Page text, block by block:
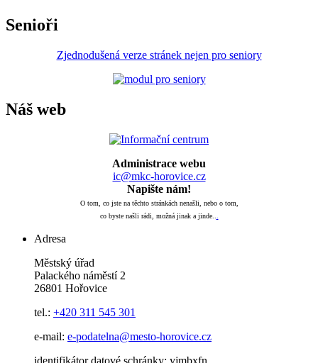
Senioři
Zjednodušená verze stránek nejen pro seniory
Náš web
Administrace webu
ic@mkc-horovice.cz
Napište nám!
O tom, co jste na těchto stránkách nenašli, nebo o tom,
co byste našli rádi, možná jinak a jinde..
Adresa
Městský úřad
Palackého náměstí 2
26801 Hořovice
tel.: +420 311 545 301
e-mail: e-podatelna@mesto-horovice.cz